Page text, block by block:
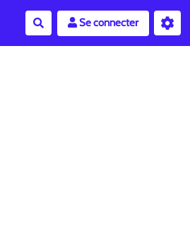
RechercherSe connecter